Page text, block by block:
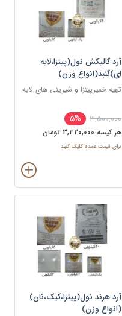
آرد گالیکش نول(پیتزا،لایه
ای)گنبد(انواع وزن)
تهیه خمیرپیتزا و شیرینی های لایه
3,500,000
5%
هر کيسه 3,320,000 تومان
برای قیمت عمده کلیک کنید
آرد هرند نول(پیتزا،کیک،نان)
(انواع وزن)